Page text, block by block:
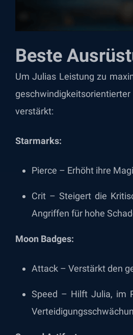
Beste
Um Julias Leistung zu
verstärkt:
Starmarks:
Pierce – Erhöht ihre
Crit – Steigert die
Angriffen für hohe
Moon Badges:
Attack – Verstärkt den
Speed – Hilft Julia, im